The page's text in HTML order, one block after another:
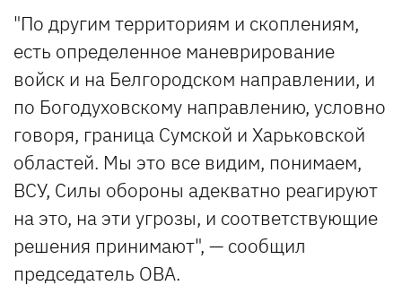
"По другим территориям и скоплениям,
есть определенное маневрирование
войск и на Белгородском направлении, и
по Богодуховскому направлению, условно
говоря, граница Сумской и Харьковской
областей. Мы это все видим, понимаем,
ВСУ, Силы обороны адекватно реагируют
на это, на эти угрозы, и соответствующие
решения принимают", — сообщил
председатель ОВА.